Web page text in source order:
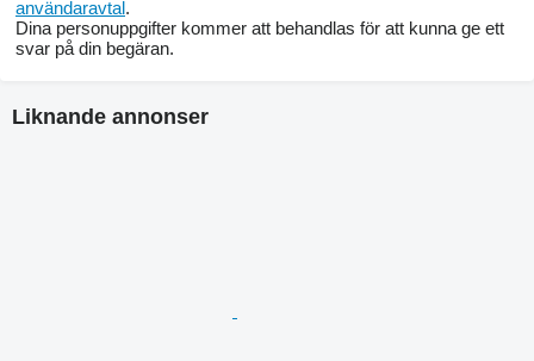
användaravtal.
Dina personuppgifter kommer att behandlas för att kunna ge ett
svar på din begäran.
Liknande annonser